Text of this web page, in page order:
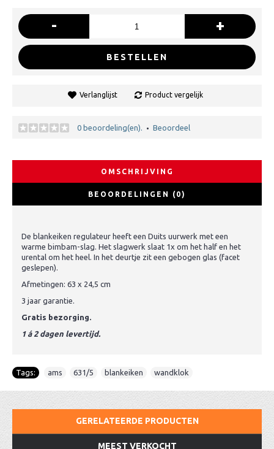
- +
BESTELLEN
Verlanglijst Product vergelijk
0 beoordeling(en). • Beoordeel
OMSCHRIJVING
BEOORDELINGEN (0)
De blankeiken regulateur heeft een Duits uurwerk met een
warme bimbam-slag. Het slagwerk slaat 1x om het half en het
urental om het heel. In het deurtje zit een gebogen glas (facet
geslepen).
Afmetingen: 63 x 24,5 cm
3 jaar garantie.
Gratis bezorging.
1 á 2 dagen levertijd.
Tags: ams 631/5 blankeiken wandklok
GERELATEERDE PRODUCTEN
MEEST VERKOCHT